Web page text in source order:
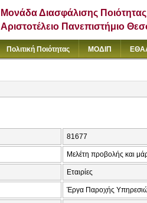
Μονάδα Διασφάλισης Ποιότητας
Αριστοτέλειο Πανεπιστήμιο
Πολιτική Ποιότητας ΜΟΔΙΠ
81677
Μελέτη προβολής και
Εταιρίες
Έργα Παροχής